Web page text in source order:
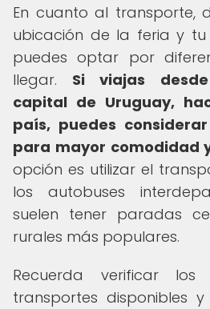
En cuanto al transporte,
ubicación de la feria y
puedes optar por
llegar. Si viajas
capital de Uruguay,
país, puedes
para mayor comodidad
opción es utilizar el
los autobuses
suelen tener paradas
rurales más populares.
Recuerda verificar
transportes disponibles